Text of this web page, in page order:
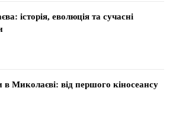
історія, еволюція та сучасні
в Миколаєві: від першого кіносеансу